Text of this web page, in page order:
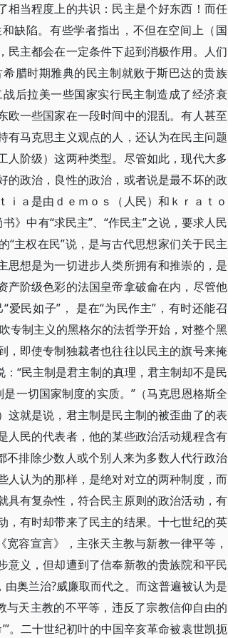
相当程度上的共识：民主是个好东西！而任
缺陷。有些学者指出，不但在空间上（国
主都会在一定条件下起到消极作用。人们
腊时期雅典的民主制就败于斯巴达的贵族
后拉美一些国家实行民主制造成了经济衰
一些国家在一段时间中的混乱。有人甚至
马克思主义观点的人，还认为在民主问题
阶级）这两种类型。尽管如此，现代大多
政治，良性的政治，或者说是最不坏的政
ａ是由ｄｅｍｏｓ（人民）和ｋｒａｔｏ
》中有“求民主”、“作民主”之说，要求人民
主权在民”说，是与古代思想家们关于民主
思想是为一切进步人类所拥有和推崇的，是
产阶级色彩的法国皇帝拿破侖在内，尽管他
民如子”， 是在“为民作主”，有时还能召
专制主义的黑格尔的法哲学开始，对整个黑
即使专制独裁者也往往以民主的旗号来掩
“民主制是君主制的真理，君主制却不是民
一切国家制度的实质。”（马克思恩格斯全
就是说，君主制是民主制的被歪曲了的表
人民的代表者，他的某些政治活动规程含有
不排除少数人或个别人来为多数人代行政治
人认为的那样，是绝对对立的两种制度，而
具有复杂性，符合民主原则的政治活动，有
，有时却带来了民主的结果。十七世纪的英
容宣言》，主张天主教与新教一律平等，
意义，但却遭到了信奉新教的贵族院和平民
奥兰治?威廉取而代之。而这普遍被认为是
与天主教的不平等，违反了宗教信仰自由的
。二十世纪初叶的中国辛亥革命被袁世凯扼